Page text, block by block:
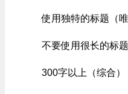
使用独特的标题（唯
不要使用很长的标
300字以上（综合）